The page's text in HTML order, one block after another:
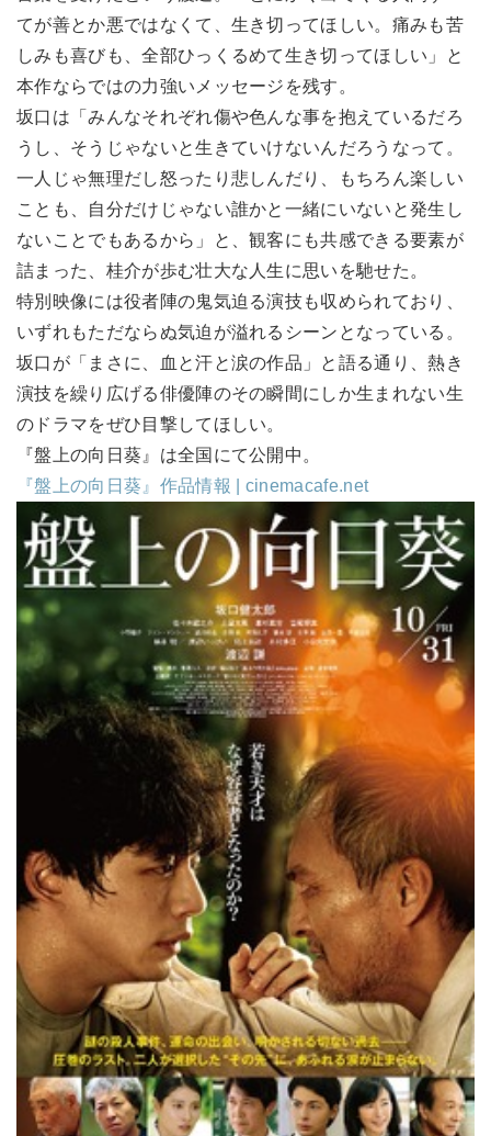
てが善とか悪ではなくて、生き切ってほしい。痛みも苦
しみも喜びも、全部ひっくるめて生き切ってほしい」と
本作ならではの力強いメッセージを残す。
坂口は「みんなそれぞれ傷や色んな事を抱えているだろ
うし、そうじゃないと生きていけないんだろうなって。
一人じゃ無理だし怒ったり悲しんだり、もちろん楽しい
ことも、自分だけじゃない誰かと一緒にいないと発生し
ないことでもあるから」と、観客にも共感できる要素が
詰まった、桂介が歩む壮大な人生に思いを馳せた。
特別映像には役者陣の鬼気迫る演技も収められており、
いずれもただならぬ気迫が溢れるシーンとなっている。
坂口が「まさに、血と汗と涙の作品」と語る通り、熱き
演技を繰り広げる俳優陣のその瞬間にしか生まれない生
のドラマをぜひ目撃してほしい。
『盤上の向日葵』は全国にて公開中。
『盤上の向日葵』作品情報 | cinemacafe.net